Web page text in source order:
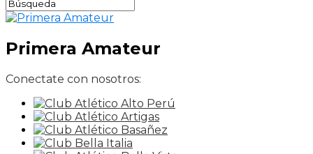
Primera Amateur
Conectate con nosotros: